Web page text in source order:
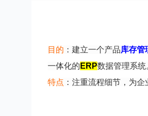
目的 ： 建立一个产品库存管
一体化的 ERP数据管理系统
特点 ： 注重流程细节，为企